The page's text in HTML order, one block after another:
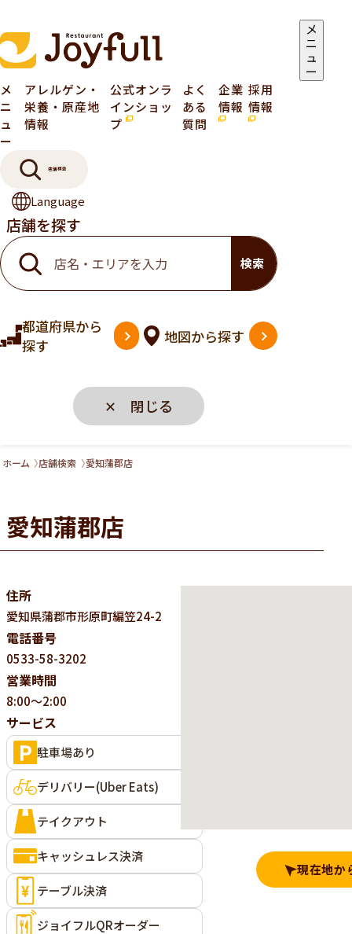
メ
ニ
ュ
ー
メ
ニ
ュ
ー
アレルゲン・
栄養・原産地
情報
公式オンラ
インショッ
プ
よく
ある
質問
企業
情報
採用
情報
店舗検索
Language
店舗を探す
検索
都道府県から
探す
地図から探す
✕ 閉じる
ホーム 店舗検索 愛知蒲郡店
愛知蒲郡店
住所
愛知県蒲郡市形原町編笠24-2
電話番号
0533-58-3202
営業時間
8:00～2:00
サービス
駐車場あり
デリバリー(Uber Eats)
テイクアウト
キャッシュレス決済
テーブル決済
ジョイフルQRオーダー
現在地か